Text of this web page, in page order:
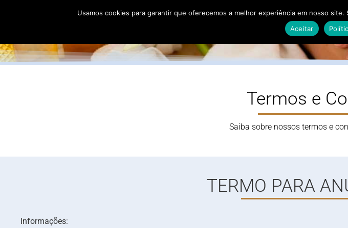
Massagens •
Termos e
Saiba sobre nossos termos e
TERMO PARA
Informações:
Usamos cookies para garantir que oferecemos a melhor experiência em nosso
Aceitar